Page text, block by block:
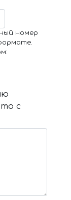
номер
с